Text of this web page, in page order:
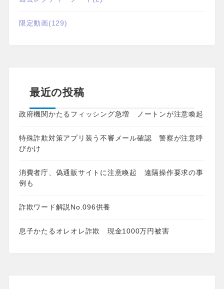
限定動画(129)
最近の投稿
政府機関かたるフィッシング急増 ノートンが注意喚起
特殊詐欺対策アプリ装う不審メール確認 警察が注意呼
びかけ
消費者庁、偽通販サイトに注意喚起 遠隔操作要求の事
例も
詐欺ワード解説No.096供養
息子かたるオレオレ詐欺 現金1000万円被害